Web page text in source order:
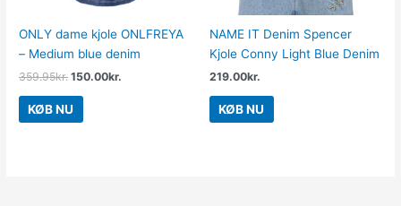
ONLY dame kjole ONLFREYA
– Medium blue denim
359.95kr. 150.00kr.
KØB NU
NAME IT Denim Spencer
Kjole Conny Light Blue Denim
219.00kr.
KØB NU